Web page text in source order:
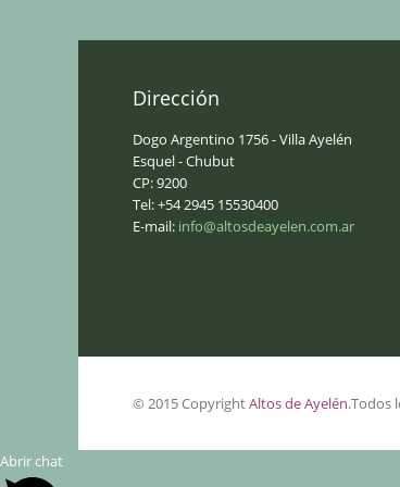
Baño
Baño completo, secador de pelo.
Dirección
Dogo Argentino 1756 - Villa Ayelén
Esquel - Chubut
CP: 9200
Tel: +54 2945 15530400
E-mail: info@altosdeayelen.com.ar
© 2015 CopyrightAltos de Ayelén.Todos
Abrir chat